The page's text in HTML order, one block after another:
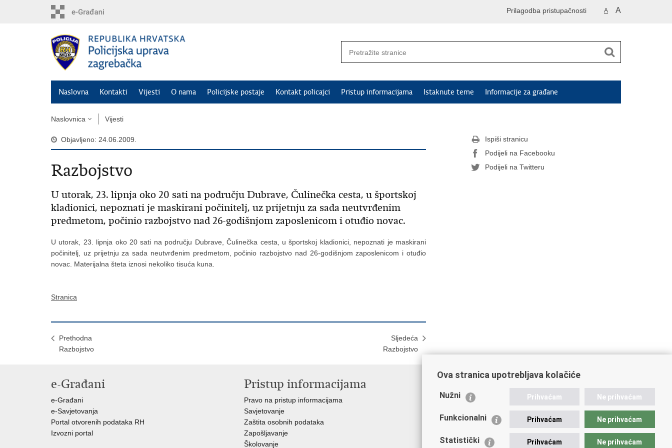
A A
Prilagodba pristupačnosti
Naslovna Kontakti Vijesti O nama Policijske postaje Kontakt policajci Pristup informacijama Istaknute teme Informacije za građane
Naslovnica Vijesti
Objavljeno: 24.06.2009.
Razbojstvo
U utorak, 23. lipnja oko 20 sati na području Dubrave, Čulinečka cesta, u športskoj
kladionici, nepoznati je maskirani počinitelj, uz prijetnju za sada neutvrđenim
predmetom, počinio razbojstvo nad 26-godišnjom zaposlenicom i otuđio novac.
U utorak, 23. lipnja oko 20 sati na području Dubrave, Čulinečka cesta, u športskoj kladionici, nepoznati je maskirani
počinitelj, uz prijetnju za sada neutvrđenim predmetom, počinio razbojstvo nad 26-godišnjom zaposlenicom i otuđio
novac. Materijalna šteta iznosi nekoliko tisuća kuna.
Stranica
Prethodna
Razbojstvo
Sljedeća
Razbojstvo
Ispiši stranicu
Podijeli na Facebooku
Podijeli na Twitteru
e-Građani
e-Građani
e-Savjetovanja
Portal otvorenih podataka RH
Izvozni portal
Pristup informacijama
Pravo na pristup informacijama
Savjetovanje
Zaštita osobnih podataka
Zapošljavanje
Školovanje
Važne poveznice
Ministarstvo unutarnjih poslova
Udruge
Policijska akademija
Ova stranica upotrebljava kolačiće
Nužni Prihvaćam Ne prihvaćam
Funkcionalni Prihvaćam Ne prihvaćam
Statistički Prihvaćam Ne prihvaćam